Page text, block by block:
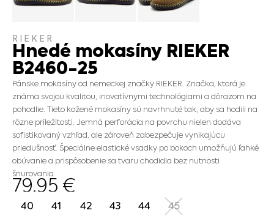
RIEKER
Hnedé mokasíny RIEKER
B2460-25
Pánske mokasíny od nemeckej značky RIEKER. Značka, ktorá je
známa svojou kvalitou, inovatívnymi technológiami a dôrazom na
pohodlie. Tieto kožené mokasíny sú navrhnuté tak, aby sa hodili na
rôzne príležitosti. Jemná perforácia na povrchu nielen dodáva
sofistikovaný vzhľad, ale zároveň zabezpečuje vynikajúcu
priedušnosť. Špeciálne elastické vsadky po bokoch umožňujú ľahké
obúvanie a prispôsobenie sa tvaru chodidla bez nutnosti
šnurovania.
79.95 €
40 41 42 43 44 45